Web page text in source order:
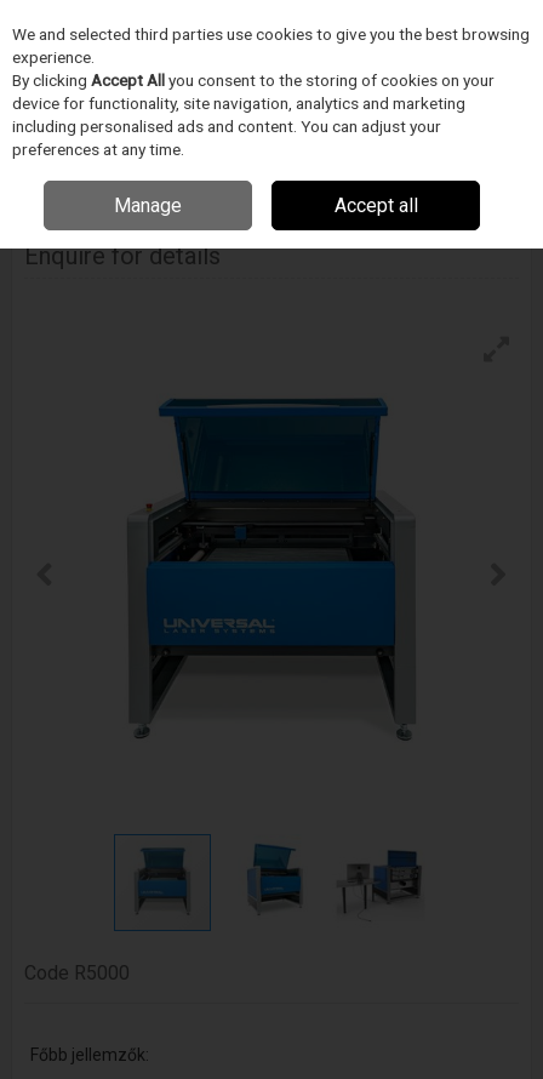
Skip to content
Menu
Home LÉZER TECHNOLÓGIA
Ultra R5000
Enquire for details
Code R5000
Főbb jellemzők:
We and selected third parties use cookies to give you the best browsing
experience.
By clicking Accept Allyou consent to the storing of cookies on your
device for functionality, site navigation, analytics and marketing
including personalised ads and content. You can adjust your
preferences at any time.
Manage Accept all